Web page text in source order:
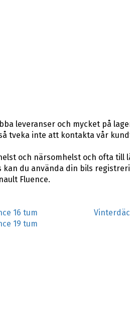
leveranser och mycket på
tveka inte att kontakta vår
och närsomhelst och ofta till
kan du använda din bils
Fluence.
16 tum
19 tum